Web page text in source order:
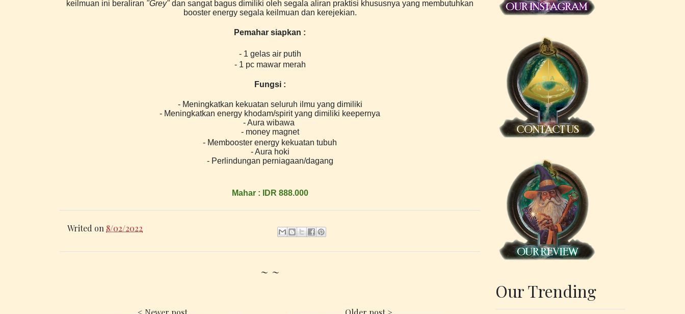
keilmuan ini beraliran "Grey"dan sangat bagus dimiliki oleh segala aliran praktisi khususnya yang membutuhkan
booster energy segala keilmuan dan kerejekian.
Pemahar siapkan :
- 1 gelas air putih
- 1 pc mawar merah
Fungsi :
- Meningkatkan kekuatan seluruh ilmu yang dimiliki
- Meningkatkan energy khodam/spirit yang dimiliki keepernya
- Aura wibawa
- money magnet
- Membooster energy kekuatan tubuh
- Aura hoki
- Perlindungan perniagaan/dagang
Mahar : IDR 888.000
Writed on 8/02/2022
~ ~
Our Trending